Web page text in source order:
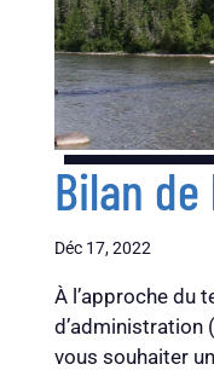
Bilan de
Déc 17, 2022
À l’approche du
d’administration
vous souhaiter